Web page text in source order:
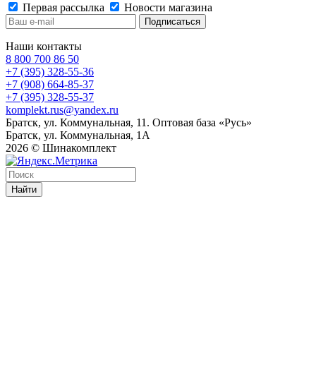
Первая рассылка
Новости магазина
Наши контакты
8 800 700 86 50
+7 (395) 328-55-36
+7 (908) 664-85-37
+7 (395) 328-55-37
komplekt.rus@yandex.ru
Братск, ул. Коммунальная, 11. Оптовая база «Русь»
Братск, ул. Коммунальная, 1А
2026 © Шинакомплект
Найти